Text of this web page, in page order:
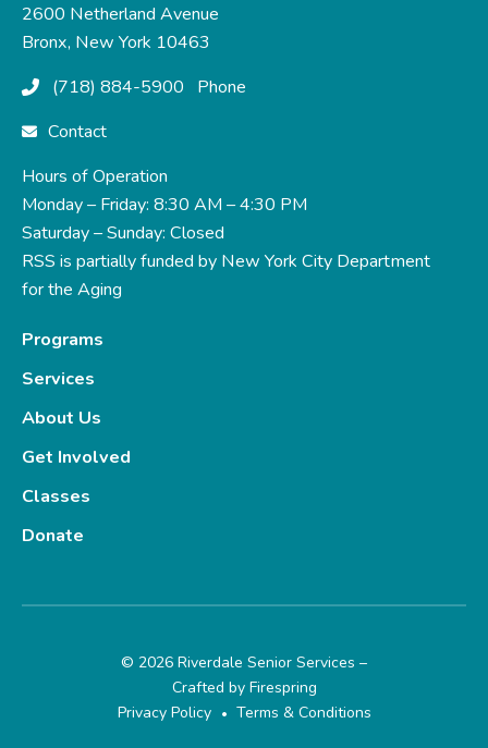
2600 Netherland Avenue
Bronx, New York 10463
Phone
(718) 884-5900
Contact
Hours of Operation
Monday – Friday: 8:30 AM – 4:30 PM
Saturday – Sunday: Closed
RSS is partially funded by New York City Department
for the Aging
Programs
Services
About Us
Get Involved
Classes
Donate
© 2026 Riverdale Senior Services –
Crafted by Firespring
Privacy Policy
Terms & Conditions